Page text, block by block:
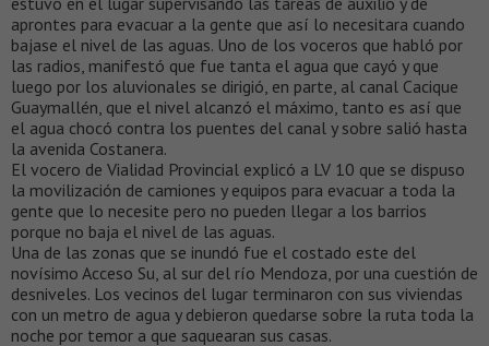
aprontes para evacuar a la gente que así lo necesitara cuando
bajase el nivel de las aguas. Uno de los voceros que habló por
las radios, manifestó que fue tanta el agua que cayó y que
luego por los aluvionales se dirigió, en parte, al canal Cacique
Guaymallén, que el nivel alcanzó el máximo, tanto es así que
el agua chocó contra los puentes del canal y sobre salió hasta
la avenida Costanera.
El vocero de Vialidad Provincial explicó a LV 10 que se dispuso
la movilización de camiones y equipos para evacuar a toda la
gente que lo necesite pero no pueden llegar a los barrios
porque no baja el nivel de las aguas.
Una de las zonas que se inundó fue el costado este del
novísimo Acceso Su, al sur del río Mendoza, por una cuestión de
desniveles. Los vecinos del lugar terminaron con sus viviendas
con un metro de agua y debieron quedarse sobre la ruta toda la
noche por temor a que saquearan sus casas.